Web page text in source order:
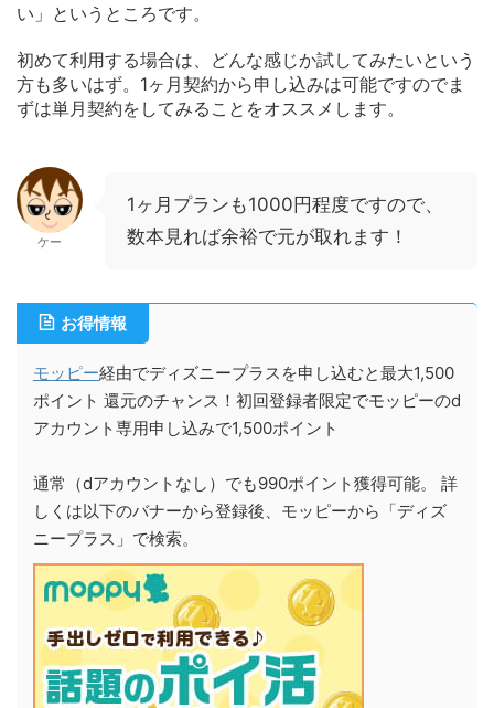
い」というところです。
初めて利用する場合は、どんな感じか試してみたいという
方も多いはず。1ヶ月契約から申し込みは可能ですのでま
ずは単月契約をしてみることをオススメします。
ケー
1ヶ月プランも1000円程度ですので、
数本見れば余裕で元が取れます！
お得情報
モッピー経由でディズニープラスを申し込むと最大1,500
ポイント 還元のチャンス！初回登録者限定でモッピーのd
アカウント専用申し込みで1,500ポイント
通常（dアカウントなし）でも990ポイント獲得可能。 詳
しくは以下のバナーから登録後、モッピーから「ディズ
ニープラス」で検索。